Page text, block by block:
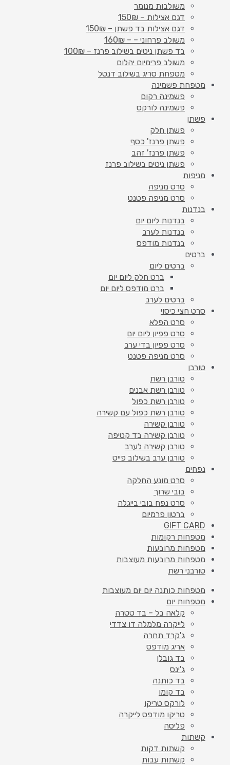
משולבות מנומר
דגם אצילות – 150₪
דגם אצילות בד פשתן – 150₪
משולב פרחוני – – 160₪
בד פשתן ניטים בשילוב פרנז – 100₪
משולב פרימיום יהלום
מטפחת סריג בשילוב דנטל
מטפחת פשמינה
פשמינה רקום
פשמינה לורקס
פשתן
פשתן חלק
פשתן פרנז' כסף
פשתן פרנז' זהב
פשתן ניטים בשילוב פרנז
מניפות
סרט מניפה
סרט מניפה פטנט
בנדנות
בנדנות ליום יום
בנדנות לערב
בנדנות מודפס
ברטים
ברטים ליום
ברט חלק ליום יום
ברט מודפס ליום יום
ברטים לערב
סרט חצי כיסוי
סרט הפלא
סרט פפיון ליום יום
סרט פפיון בדי ערב
סרט מניפה פטנט
טורבן
טורבן רשת
טורבן רשת אבנים
טורבן רשת כפול
טורבן רשת כפול עם קשירה
טורבן קשירה
טורבן קשירה בד קטיפה
טורבן קשירה לערב
טורבן ערב בשילוב פייט
נפחים
סרט מונע החלקה
בובי שרוך
סרט נפח בובי בייגלה
ברטון פרמיום
GIFT CARD
מטפחות רקומות
מטפחות מרובעות
מטפחות מרובעות מעוצבות
טורבני רשת
מטפחות כותנה יום יום מעוצבות
מטפחות יום
קלאה בל – בד טטרה
לייקרה מלמלה דו צדדי
ג'קרד תחרה
אריג מודפס
בד גובלן
ג'ינס
בד כותנה
בד קומו
לורקס טריקו
טריקו מודפס לייקרה
פליסה
קשתות
קשתות דקות
קשתות עבות